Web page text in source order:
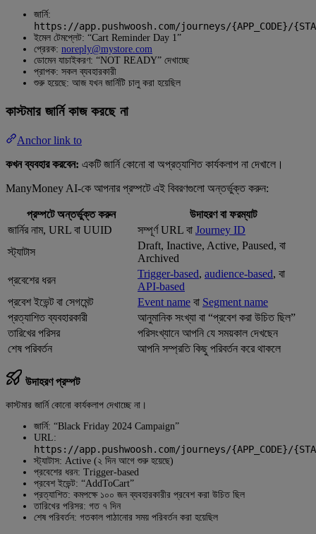
জার্নি:
https://app.pushwoosh.com/journeys/{APP_CODE}/
ইমেল টেমপ্লেট: “Cart Reminder Day 1”
প্রেরক: noreply@mystore.com
ডোমেন যাচাইকরণ: “NOT READY” দেখাচ্ছে
প্রাপক: সকল ব্যবহারকারী
শুরু হয়েছে: আজ যখন জার্নিটি চালু করা হয়েছিল
কাস্টমার জার্নি কাজ করছে না
Anchor link to
কখন ব্যবহার করবেন: একটি জার্নি কোনো বা অপ্রত্যাশিত কার্যকলাপ না দেখালে।
ManyMoney AI-কে আপনার প্রম্পটে এই বিবরণগুলো অন্তর্ভুক্ত করুন:
প্রম্পটে অন্তর্ভুক্ত করুন
উদাহরণ বা ফরম্যাট
জার্নির নাম, URL বা UUID
সম্পূর্ণ URL বা Journey ID
স্ট্যাটাস
Draft, Inactive, Active, Paused, বা
Archived
প্রবেশের ধরন
Trigger-based, audience-based, বা
API-based
প্রবেশ ইভেন্ট বা সেগমেন্ট
Event name বা Segment name
প্রত্যাশিত ব্যবহারকারী
আনুমানিক সংখ্যা বা “প্রবেশ করা উচিত ছিল”
তারিখের পরিসর
পরিসংখ্যানে আপনি যে সময়কাল দেখছেন
শেষ পরিবর্তন
আপনি সম্প্রতি কিছু পরিবর্তন করে থাকলে
উদাহরণ প্রম্পট
কাস্টমার জার্নি কোনো কার্যকলাপ দেখাচ্ছে না।
জার্নি: “Black Friday 2024 Campaign”
URL:
https://app.pushwoosh.com/journeys/{APP_CODE}/
স্ট্যাটাস: Active (২ দিন আগে শুরু হয়েছে)
প্রবেশের ধরন: Trigger-based
প্রবেশ ইভেন্ট: “AddToCart”
প্রত্যাশিত: কমপক্ষে ১০০ জন ব্যবহারকারীর প্রবেশ করা উচিত ছিল
তারিখের পরিসর: গত ৭ দিন
শেষ পরিবর্তন: গতকাল পাঠানোর সময় পরিবর্তন করা হয়েছিল